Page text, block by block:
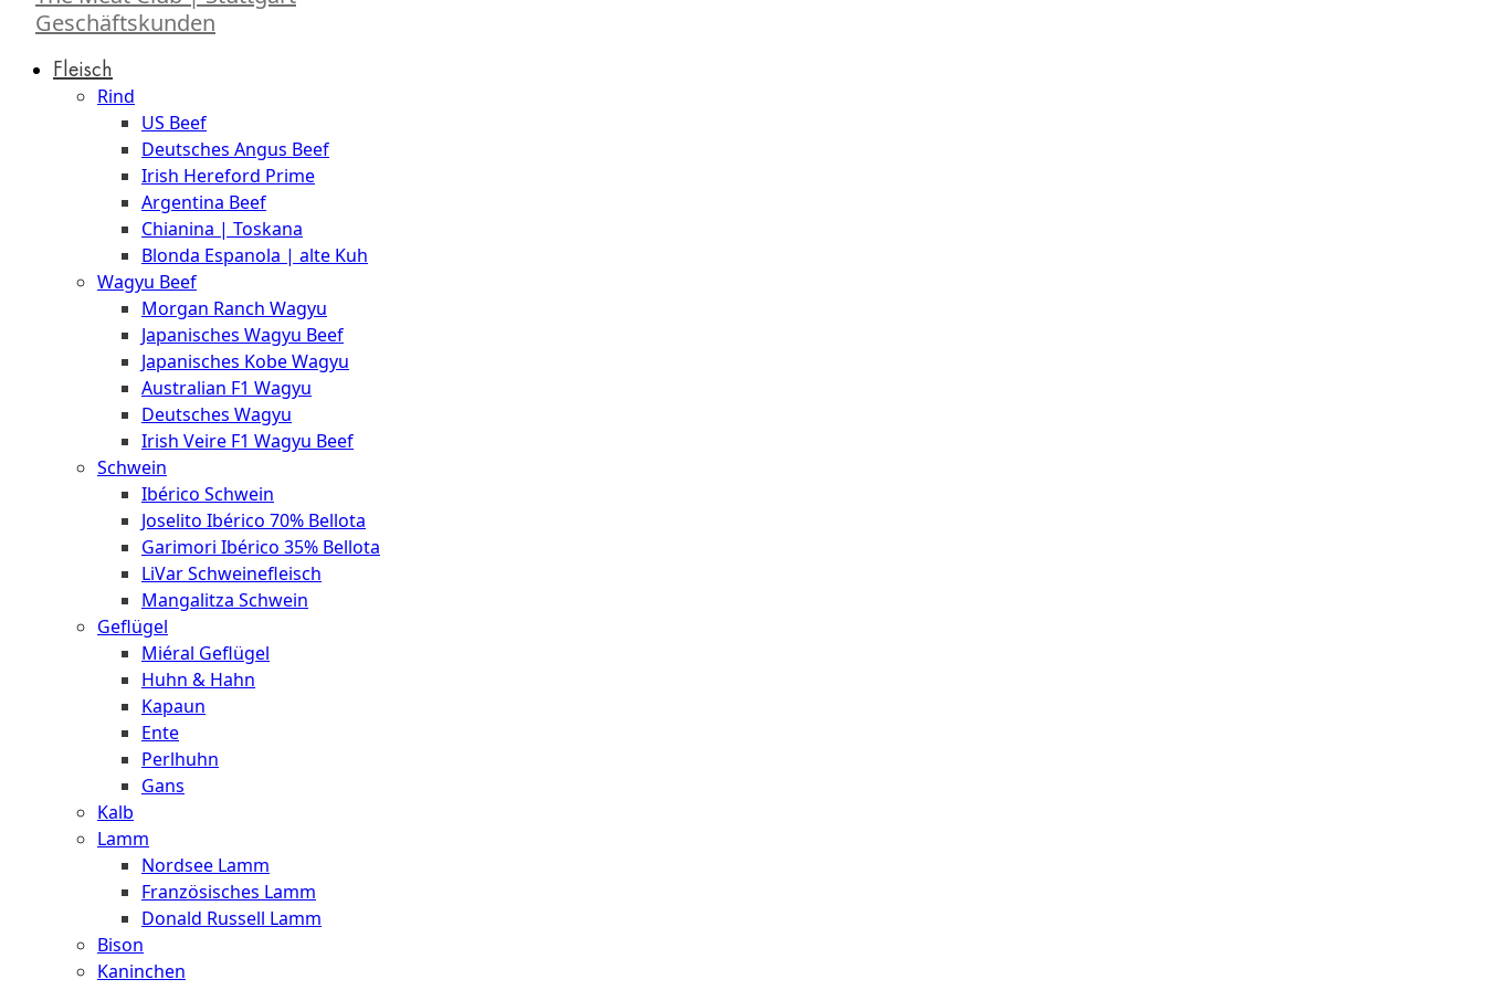
Geschäftskunden
Fleisch
Rind
US Beef
Deutsches Angus Beef
Irish Hereford Prime
Argentina Beef
Chianina | Toskana
Blonda Espanola | alte Kuh
Wagyu Beef
Morgan Ranch Wagyu
Japanisches Wagyu Beef
Japanisches Kobe Wagyu
Australian F1 Wagyu
Deutsches Wagyu
Irish Veire F1 Wagyu Beef
Schwein
Ibérico Schwein
Joselito Ibérico 70% Bellota
Garimori Ibérico 35% Bellota
LiVar Schweinefleisch
Mangalitza Schwein
Geflügel
Miéral Geflügel
Huhn & Hahn
Kapaun
Ente
Perlhuhn
Gans
Kalb
Lamm
Nordsee Lamm
Französisches Lamm
Donald Russell Lamm
Bison
Kaninchen